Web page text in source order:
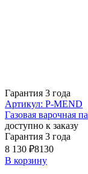
Гарантия 3 года
Артикул: P-MEND
Газовая варочная
доступно к заказу
Гарантия 3 года
8 130 ₽8130
В корзину